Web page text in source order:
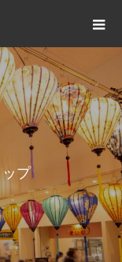
ッ プ